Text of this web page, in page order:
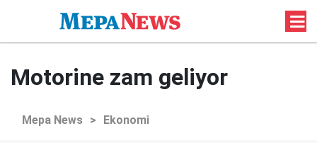
Motorine zam geliyor
Mepa News > Ekonomi